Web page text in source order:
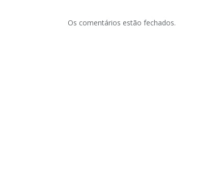
Os comentários estão fechados.